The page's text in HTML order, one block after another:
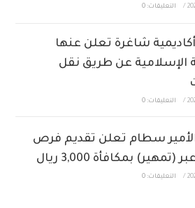
/ التعليقات: 0
شاغرة تعلن عنها
الإسلامية عن طريق نقل
/ التعليقات: 0
سطام تعلن تقديم فرص
(تمهير) بمكافأة 3,000 ريال
/ التعليقات: 0